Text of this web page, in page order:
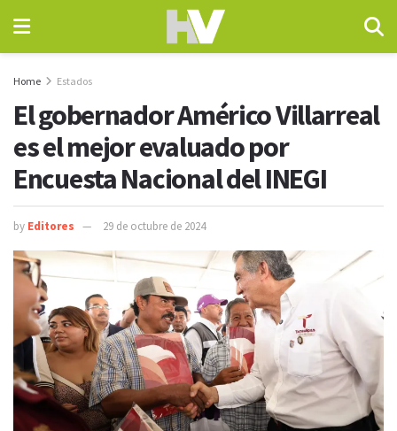
Home Estados
El gobernador Américo Villarreal
es el mejor evaluado por
Encuesta Nacional del INEGI
by Editores 29 de octubre de 2024